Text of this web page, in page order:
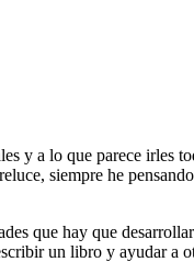
y a lo que parece irles
siempre he
que hay que
un libro y ayudar a